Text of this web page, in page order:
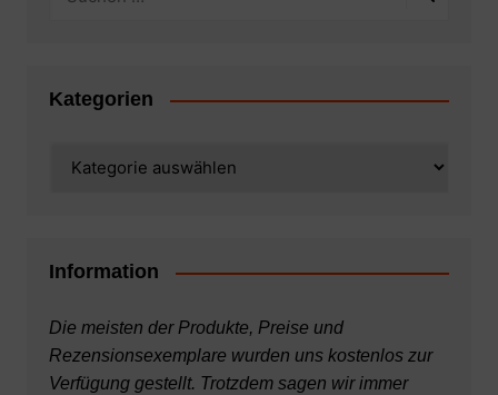
Kategorien
Information
Die meisten der Produkte, Preise und
Rezensionsexemplare wurden uns kostenlos zur
Verfügung gestellt. Trotzdem sagen wir immer